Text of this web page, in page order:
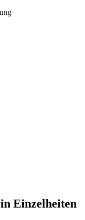
Einzelheiten